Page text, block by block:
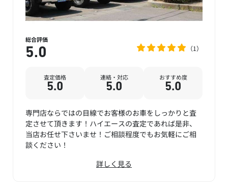
総合評価
5.0 1
査定価格
5.0
連絡・対応
5.0
おすすめ度
5.0
専門店ならではの目線でお客様のお車をしっかりと査
定させて頂きます！ハイエースの査定であれば是非、
当店お任せ下さいませ！ご相談程度でもお気軽にご相
談ください！
詳しく見る